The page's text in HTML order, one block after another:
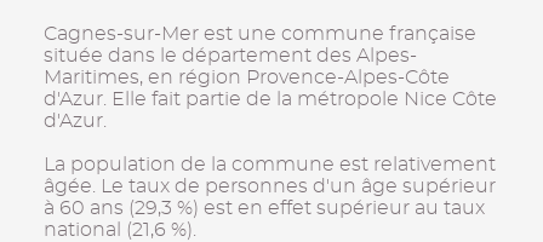
Cagnes-sur-Mer est une commune française
située dans le département des Alpes-
Maritimes, en région Provence-Alpes-Côte
d'Azur. Elle fait partie de la métropole Nice Côte
d'Azur.
La population de la commune est relativement
âgée. Le taux de personnes d'un âge supérieur
à 60 ans (29,3 %) est en effet supérieur au taux
national (21,6 %).